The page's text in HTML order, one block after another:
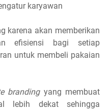
karyawan
karena akan memberikan
efisiensi bagi setiap
untuk membeli pakaian
branding yang membuat
lebih dekat sehingga